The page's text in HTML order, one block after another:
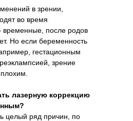
в зрении,
во время
временные, после родов
Но если беременность
гестационным
зрение
лазерную коррекцию
целый ряд причин, по